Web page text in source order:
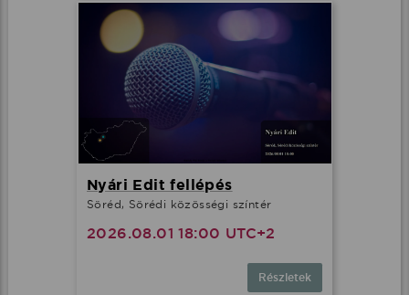
Nyári Edit fellépés
Söréd, Sörédi közösségi színtér
2026.08.01 18:00 UTC+2
Részletek